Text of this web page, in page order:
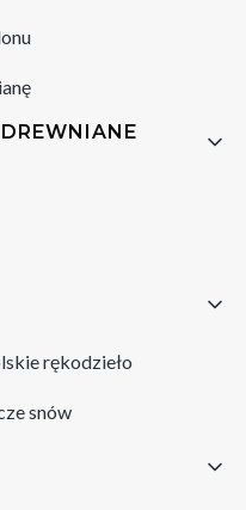
rękodzieło
snów